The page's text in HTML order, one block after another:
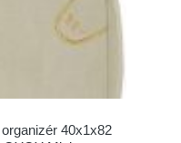
40x1x82